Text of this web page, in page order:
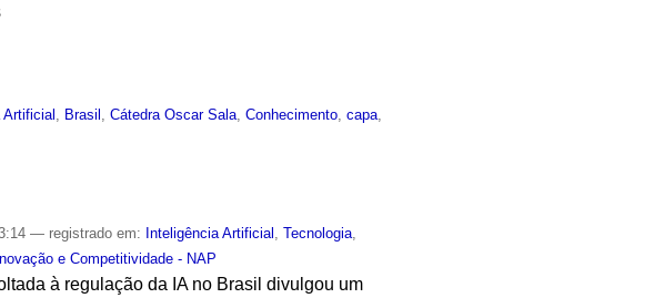
Artificial Brasil ,Cátedra Oscar Sala ,Conhecimento ,capa
— registrado em: Inteligência Artificial ,Tecnologia,
e Competitividade - NAP
à regulação da IA no Brasil divulgou um